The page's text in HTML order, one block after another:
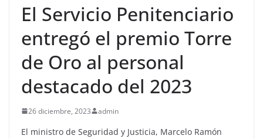
El Servicio Penitenciario
entregó el premio Torre
de Oro al personal
destacado del 2023
26 diciembre, 2023 admin
El ministro de Seguridad y Justicia, Marcelo Ramón